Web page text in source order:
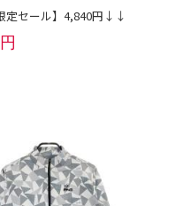
定セール】4,840円↓↓